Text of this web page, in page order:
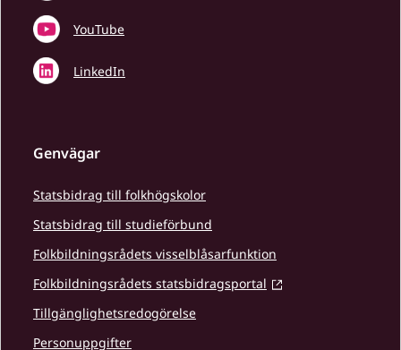
YouTube
LinkedIn
Genvägar
Statsbidrag till folkhögskolor
Statsbidrag till studieförbund
Folkbildningsrådets visselblåsarfunktion
Folkbildningsrådets statsbidragsportal
Tillgänglighetsredogörelse
Personuppgifter